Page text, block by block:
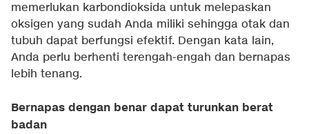
memerlukan karbondioksida untuk melepaskan
oksigen yang sudah Anda miliki sehingga otak dan
tubuh dapat berfungsi efektif. Dengan kata lain,
Anda perlu berhenti terengah-engah dan bernapas
lebih tenang.
Bernapas dengan benar dapat turunkan berat
badan